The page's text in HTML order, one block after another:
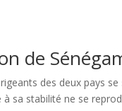
de
des deux pays
sa stabilité ne se